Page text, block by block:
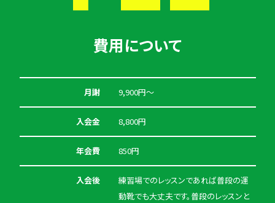
費用について
月謝 9,900円〜
入会金 8,800円
年会費 850円
入会後
練習場でのレッスンであれば普段の運
動靴でも大丈夫です。普段のレッスンと